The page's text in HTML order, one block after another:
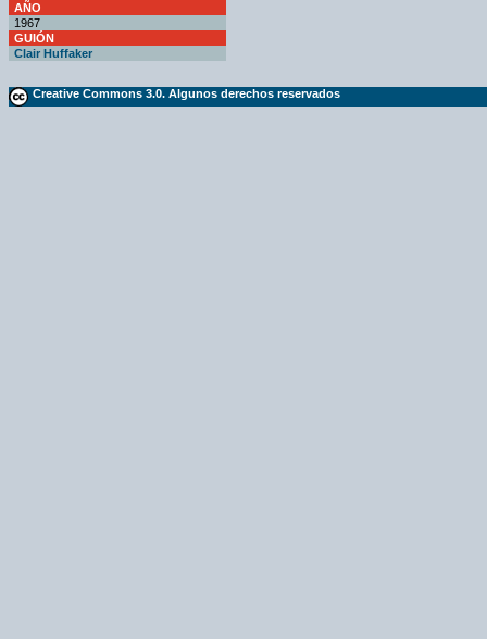
AÑO
1967
GUIÓN
Clair Huffaker
Creative Commons 3.0. Algunos derechos reservados